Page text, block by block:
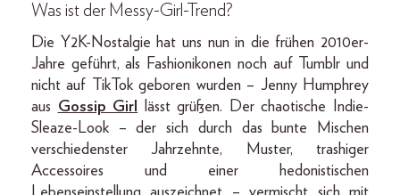
Was ist der Messy-Girl-Trend?
Die Y2K-Nostalgie hat uns nun in die frühen 2010er-
Jahre geführt, als Fashionikonen noch auf Tumblr und
nicht auf TikTok geboren wurden – Jenny Humphrey
aus Gossip Girl
lässt grüßen. Der chaotische Indie-
Sleaze-Look – der sich durch das bunte Mischen
verschiedenster Jahrzehnte, Muster, trashiger
Accessoires und einer hedonistischen